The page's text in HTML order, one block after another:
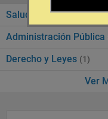
Salud y Bienestar(13)
Administración Pública
Derecho y Leyes (1)
Ver